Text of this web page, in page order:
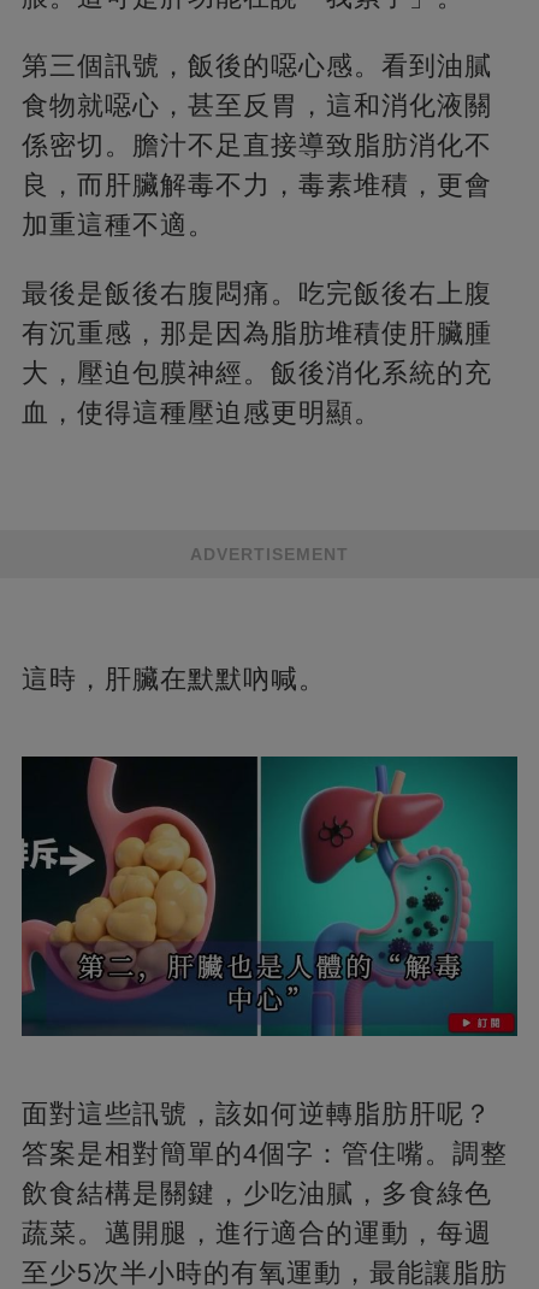
第三個訊號，飯後的噁心感。看到油膩
食物就噁心，甚至反胃，這和消化液關
係密切。膽汁不足直接導致脂肪消化不
良，而肝臟解毒不力，毒素堆積，更會
加重這種不適。
最後是飯後右腹悶痛。吃完飯後右上腹
有沉重感，那是因為脂肪堆積使肝臟腫
大，壓迫包膜神經。飯後消化系統的充
血，使得這種壓迫感更明顯。
ADVERTISEMENT
這時，肝臟在默默吶喊。
面對這些訊號，該如何逆轉脂肪肝呢？
答案是相對簡單的4個字：管住嘴。調整
飲食結構是關鍵，少吃油膩，多食綠色
蔬菜。邁開腿，進行適合的運動，每週
至少5次半小時的有氧運動，最能讓脂肪